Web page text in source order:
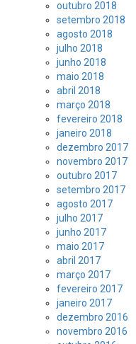
outubro 2018
setembro 2018
agosto 2018
julho 2018
junho 2018
maio 2018
abril 2018
março 2018
fevereiro 2018
janeiro 2018
dezembro 2017
novembro 2017
outubro 2017
setembro 2017
agosto 2017
julho 2017
junho 2017
maio 2017
abril 2017
março 2017
fevereiro 2017
janeiro 2017
dezembro 2016
novembro 2016